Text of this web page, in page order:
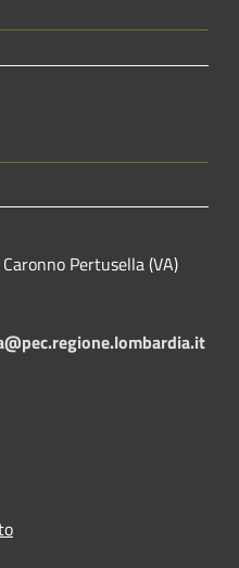
Pertusella (VA)